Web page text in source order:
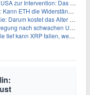
Das größte Risiko seit 15 Jahren
der gleitenden Durchschnitte überwinden?
das Alter deutlich mehr als Sie denken
Fed-Zinserhöhungschancen sinken auf 44%
die $1-Unterstützung am Wochenende verloren geht?